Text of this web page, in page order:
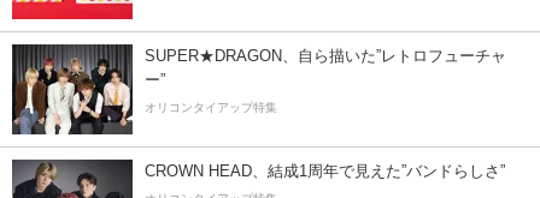
SUPER★DRAGON、自ら描いた”レトロフューチャ
ー”
オリコンタイアップ特集
CROWN HEAD、結成1周年で見えた”バンドらしさ”